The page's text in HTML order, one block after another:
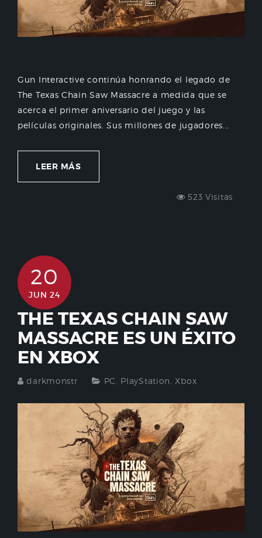
Gun Interactive continúa honrando el legado de
The Texas Chain Saw Massacre a medida que se
acerca el primer aniversario del juego y las
películas originales. Sus millones de jugadores...
LEER MÁS
523 Visitas
20
JUN 24
THE TEXAS CHAIN SAW
MASSACRE ES UN ÉXITO
EN XBOX
darkmonstr PC PlayStation Xbox